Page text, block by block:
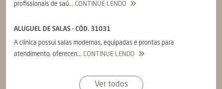
profissionais de saú... CONTINUE LENDO
ALUGUEL DE SALAS - CÓD. 31031
A clínica possui salas modernas, equipadas e prontas para
atendimento, oferecen... CONTINUE LENDO
Ver todos